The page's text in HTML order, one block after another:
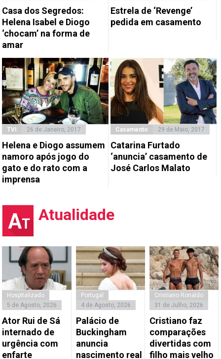
Casa dos Segredos:
Helena Isabel e Diogo
‘chocam’ na forma de
amar
Estrela de ‘Revenge’
pedida em casamento
TVI 26 de Janeiro, 2017
Helena e Diogo assumem
namoro após jogo do
gato e do rato com a
imprensa
Casamento 29 de Maio, 2017
Catarina Furtado
‘anuncia’ casamento de
José Carlos Malato
Atualidade
Hospitalizado
5 de Agosto, 2026
Ator Rui de Sá
internado de
urgência com
enfarte
Portugal
4 de Agosto, 2026
Palácio de
Buckingham
anuncia
nascimento real
Cristiano Ronaldo
31 de Julho, 2026
Cristiano faz
comparações
divertidas com
filho mais velho